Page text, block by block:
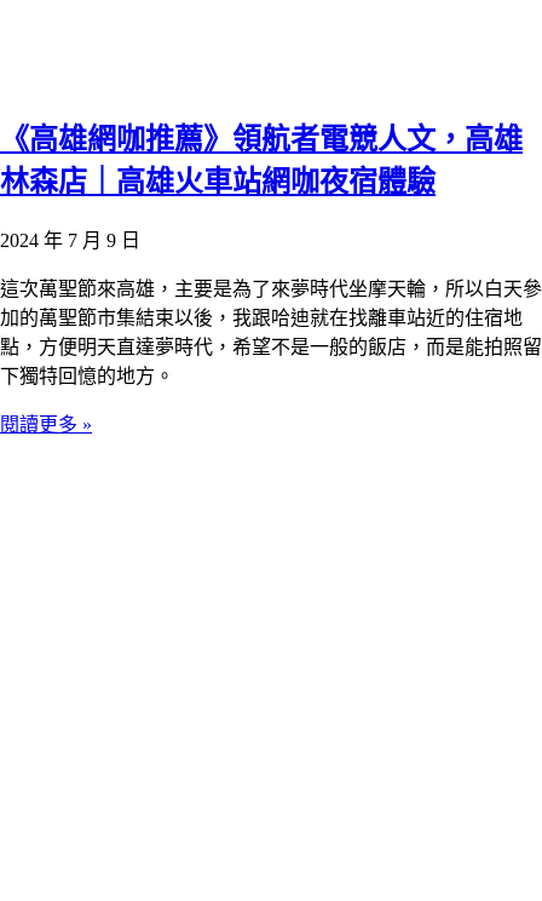
《高雄網咖推薦》領航者電競人文，高雄
林森店｜高雄火車站網咖夜宿體驗
2024 年 7 月 9 日
這次萬聖節來高雄，主要是為了來夢時代坐摩天輪，所以白天參
加的萬聖節市集結束以後，我跟哈迪就在找離車站近的住宿地
點，方便明天直達夢時代，希望不是一般的飯店，而是能拍照留
下獨特回憶的地方。
閱讀更多 »